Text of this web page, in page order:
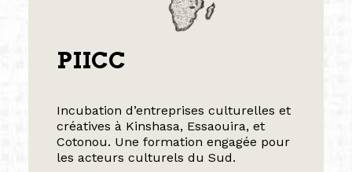
PIICC
Incubation d’entreprises culturelles et
créatives à Kinshasa, Essaouira, et
Cotonou. Une formation engagée pour
les acteurs culturels du Sud.